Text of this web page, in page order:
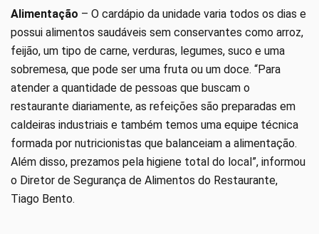
Alimentação – O cardápio da unidade varia todos os dias e
possui alimentos saudáveis sem conservantes como arroz,
feijão, um tipo de carne, verduras, legumes, suco e uma
sobremesa, que pode ser uma fruta ou um doce. “Para
atender a quantidade de pessoas que buscam o
restaurante diariamente, as refeições são preparadas em
caldeiras industriais e também temos uma equipe técnica
formada por nutricionistas que balanceiam a alimentação.
Além disso, prezamos pela higiene total do local”, informou
o Diretor de Segurança de Alimentos do Restaurante,
Tiago Bento.